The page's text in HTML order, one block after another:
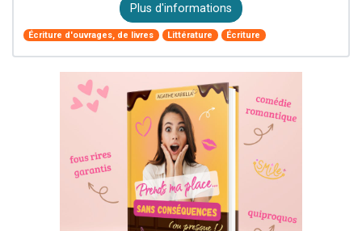
Plus d'informations
Écriture d'ouvrages, de livres Littérature Écriture